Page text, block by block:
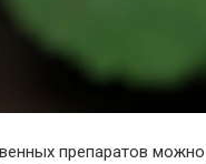
препаратов можно